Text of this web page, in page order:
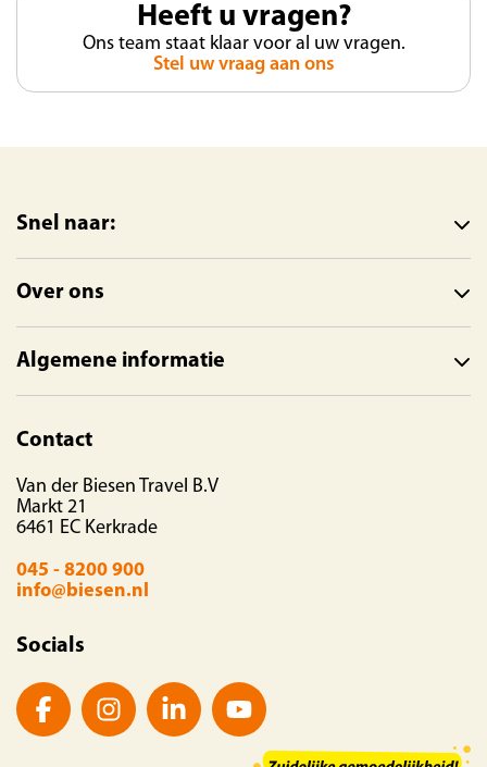
Heeft u vragen?
Ons team staat klaar voor al uw vragen.
Stel uw vraag aan ons
Snel naar:
Over ons
Algemene informatie
Contact
Van der Biesen Travel B.V
Markt 21
6461 EC Kerkrade
045 - 8200 900
info@biesen.nl
Socials